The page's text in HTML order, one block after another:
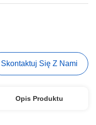
Skontaktuj Się Z Nami
Opis Produktu